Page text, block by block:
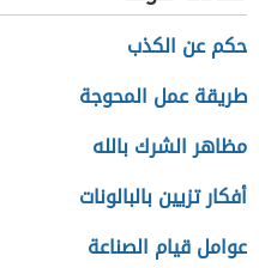
حكم عن الكذب
طريقة عمل المحوجة
مظاهر الشرك بالله
أفكار تزيين بالبالونات
عوامل قيام الصناعة